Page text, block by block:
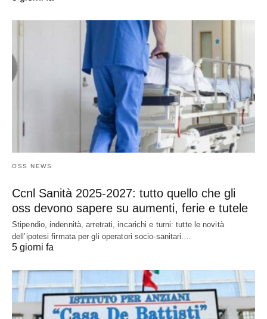
OSS NEWS
Ccnl Sanità 2025-2027: tutto quello che gli
oss devono sapere su aumenti, ferie e tutele
Stipendio, indennità, arretrati, incarichi e turni: tutte le novità
dell’ipotesi firmata per gli operatori socio-sanitari.…
5 giorni fa